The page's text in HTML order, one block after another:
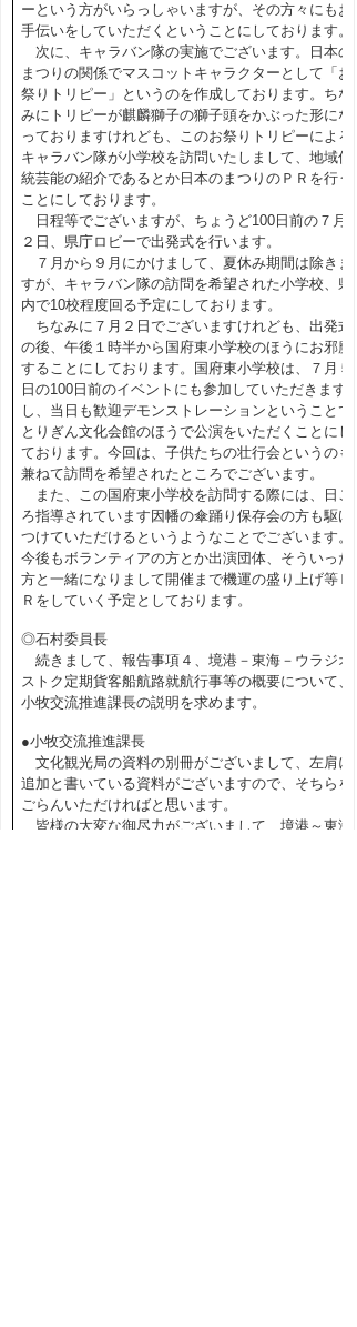
ーという方がいらっしゃいますが、その方々にもお
手伝いをしていただくということにしております。
次に、キャラバン隊の実施でございます。日本の
まつりの関係でマスコットキャラクターとして「お
祭りトリピー」というのを作成しております。ちな
みにトリピーが麒麟獅子の獅子頭をかぶった形にな
っておりますけれども、このお祭りトリピーによる
キャラバン隊が小学校を訪問いたしまして、地域伝
統芸能の紹介であるとか日本のまつりのＰＲを行う
ことにしております。
日程等でございますが、ちょうど100日前の７月
２日、県庁ロビーで出発式を行います。
７月から９月にかけまして、夏休み期間は除きま
すが、キャラバン隊の訪問を希望された小学校、県
内で10校程度回る予定にしております。
ちなみに７月２日でございますけれども、出発式
の後、午後１時半から国府東小学校のほうにお邪魔
することにしております。国府東小学校は、７月５
日の100日前のイベントにも参加していただきます
し、当日も歓迎デモンストレーションということで
とりぎん文化会館のほうで公演をいただくことにし
ております。今回は、子供たちの壮行会というのも
兼ねて訪問を希望されたところでございます。
また、この国府東小学校を訪問する際には、日ご
ろ指導されています因幡の傘踊り保存会の方も駆け
つけていただけるというようなことでございます。
今後もボランティアの方とか出演団体、そういった
方と一緒になりまして開催まで機運の盛り上げ等Ｐ
Ｒをしていく予定としております。
◎石村委員長
続きまして、報告事項４、境港－東海－ウラジオ
ストク定期貨客船航路就航行事等の概要について、
小牧交流推進課長の説明を求めます。
●小牧交流推進課長
文化観光局の資料の別冊がございまして、左肩に
追加と書いている資料がございますので、そちらを
ごらんいただければと思います。
皆様の大変な御尽力がございまして、境港～東海